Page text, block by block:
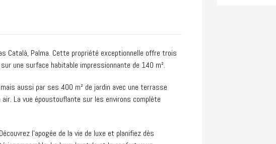
Català, Palma. Cette propriété exceptionnelle offre trois
une surface habitable impressionnante de 140 m².
aussi par ses 400 m² de jardin avec une terrasse
La vue époustouflante sur les environs complète
l’apogée de la vie de luxe et planifiez dès